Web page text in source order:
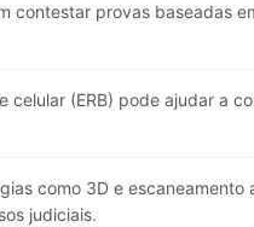
contestar provas baseadas
celular (ERB) pode ajudar a
como 3D e
judiciais.